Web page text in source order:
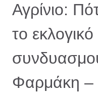
Αγρίνιο:
το
Φαρμάκη –